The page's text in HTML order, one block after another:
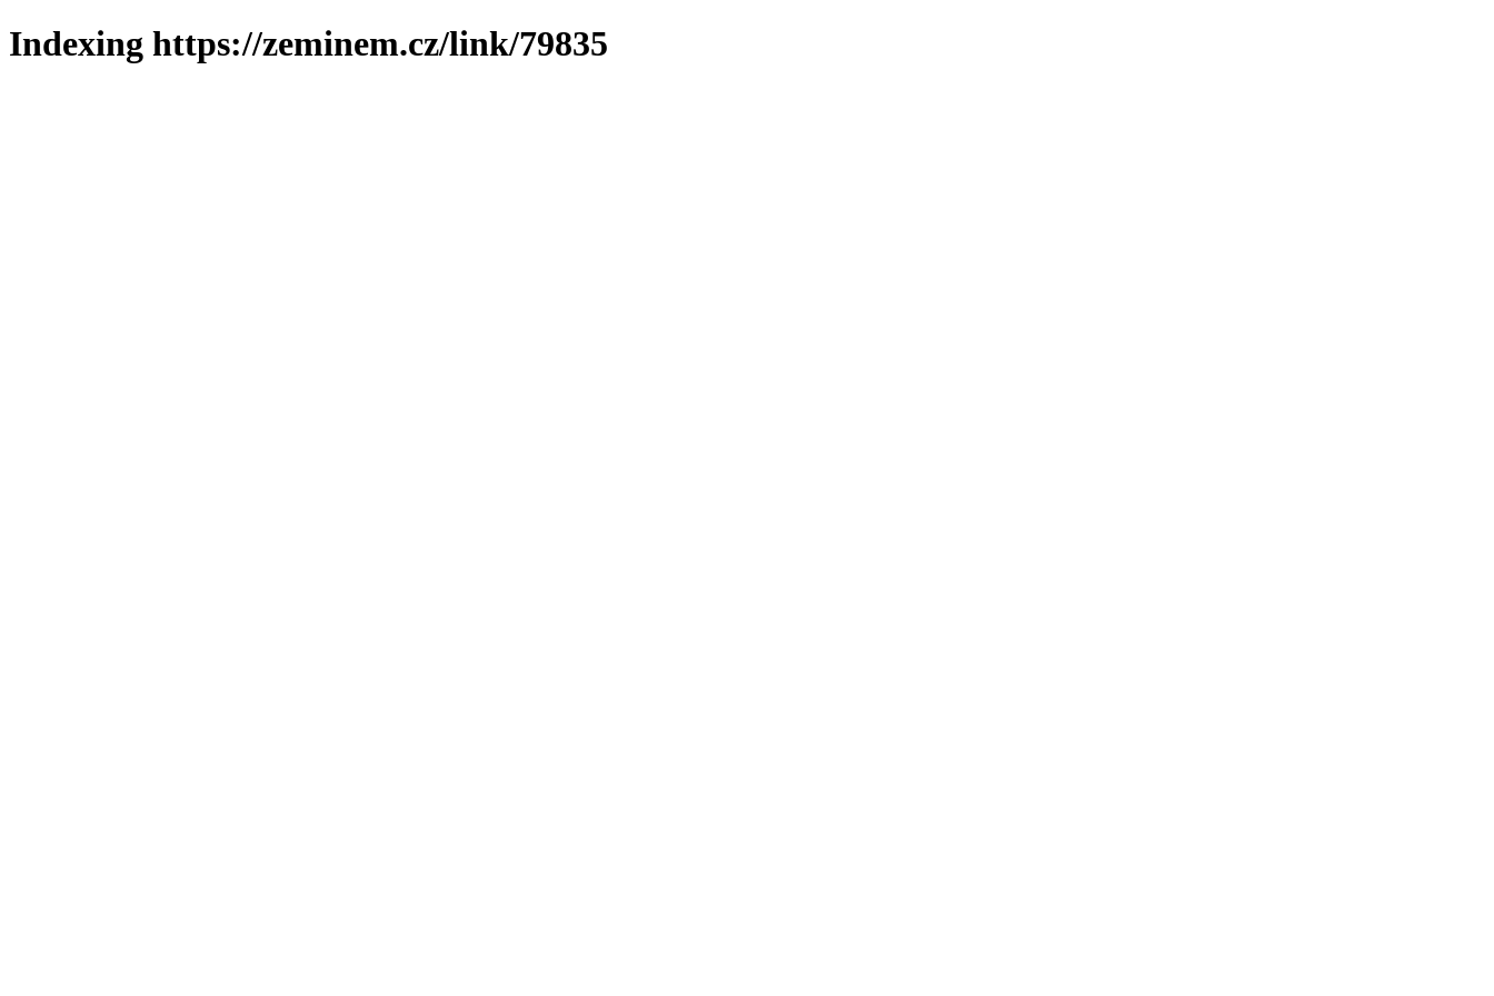
Indexing https://zeminem.cz/link/79835